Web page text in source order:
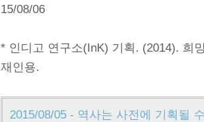
15/08/06
* 인디고 연구소(InK) 기획. (2014). 희
재인용.
2015/08/05 - 역사는 사전에 기획될